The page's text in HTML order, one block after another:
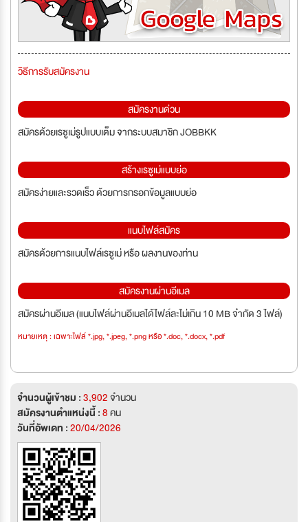
วิธีการรับสมัครงาน
สมัครงานด่วน
สมัครด้วยเรซูเม่รูปแบบเต็ม จากระบบสมาชิก JOBBKK
สร้างเรซูเม่แบบย่อ
สมัครง่ายและรวดเร็ว ด้วยการกรอกข้อมูลแบบย่อ
แนบไฟล์สมัคร
สมัครด้วยการแนบไฟล์เรซูเม่ หรือ ผลงานของท่าน
สมัครงานผ่านอีเมล
สมัครผ่านอีเมล (แนบไฟล์ผ่านอีเมลได้ไฟล์ละไม่เกิน 10 MB จำกัด 3 ไฟล์)
หมายเหตุ : เฉพาะไฟล์ *.jpg, *.jpeg, *.png หรือ *.doc, *.docx, *.pdf
จำนวนผู้เข้าชม :3,902จำนวน
สมัครงานตำแหน่งนี้ :8คน
วันที่อัพเดท :20/04/2026